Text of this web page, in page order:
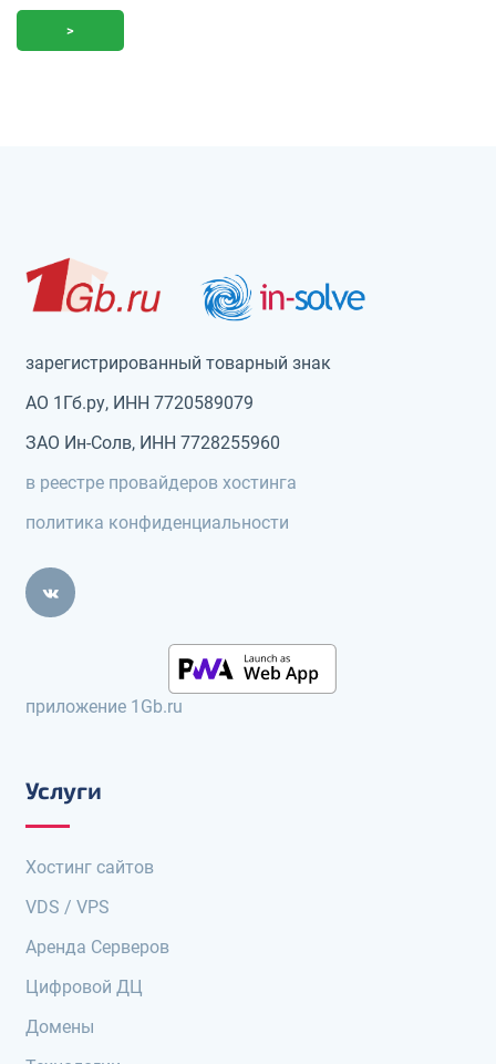
зарегистрированный товарный знак
АО 1Гб.ру, ИНН 7720589079
ЗАО Ин-Солв, ИНН 7728255960
в реестре провайдеров хостинга
политика конфиденциальности
приложение 1Gb.ru
Услуги
Хостинг сайтов
VDS / VPS
Аренда Серверов
Цифровой ДЦ
Домены